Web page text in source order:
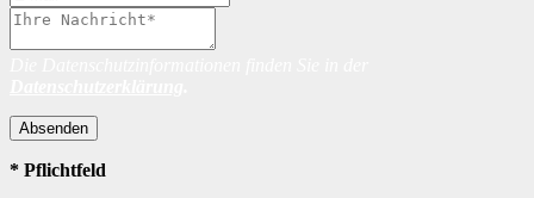
Absenden
* Pflichtfeld